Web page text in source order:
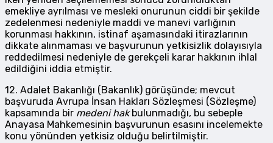
emekliye ayrılması ve mesleki onurunun ciddi bir şekilde
zedelenmesi nedeniyle maddi ve manevi varlığının
korunması hakkının, istinaf aşamasındaki itirazlarının
dikkate alınmaması ve başvurunun yetkisizlik dolayısıyla
reddedilmesi nedeniyle de gerekçeli karar hakkının ihlal
edildiğini iddia etmiştir.
12. Adalet Bakanlığı (Bakanlık) görüşünde; mevcut
başvuruda Avrupa İnsan Hakları Sözleşmesi (Sözleşme)
kapsamında bir medeni hakbulunmadığı, bu sebeple
Anayasa Mahkemesinin başvurunun esasını incelemekte
konu yönünden yetkisiz olduğu belirtilmiştir.